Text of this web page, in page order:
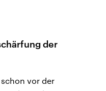
der
vor der